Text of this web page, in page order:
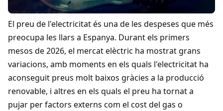
El preu de l'electricitat és una de les despeses que més
preocupa les llars a Espanya. Durant els primers
mesos de 2026, el mercat elèctric ha mostrat grans
variacions, amb moments en els quals l'electricitat ha
aconseguit preus molt baixos gràcies a la producció
renovable, i altres en els quals el preu ha tornat a
pujar per factors externs com el cost del gas o